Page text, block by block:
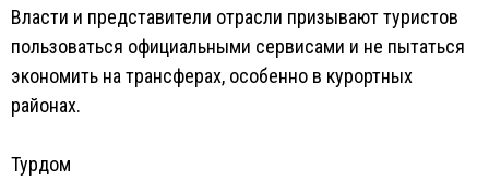
Власти и представители отрасли призывают туристов
пользоваться официальными сервисами и не пытаться
экономить на трансферах, особенно в курортных
районах.
Турдом